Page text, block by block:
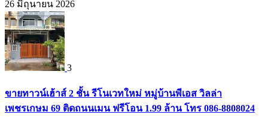
26 มิถุนายน 2026
3
ขายทาวน์เฮ้าส์ 2 ชั้น รีโนเวทใหม่ หมู่บ้านพีเอส วิลล่า
เพชรเกษม 69 ติดถนนเมน ฟรีโอน 1.99 ล้าน โทร 086-8808024